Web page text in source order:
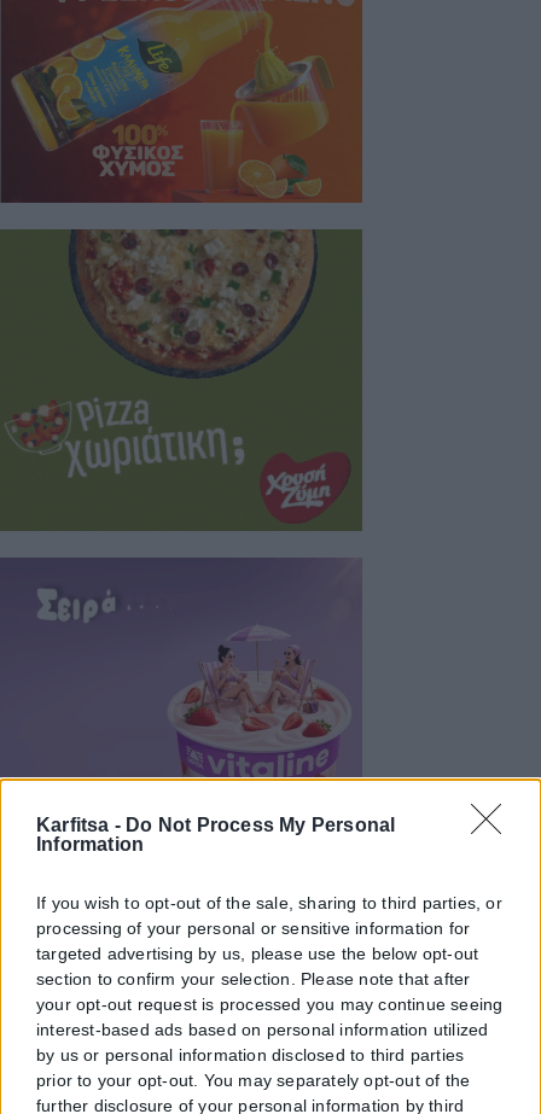
Karfitsa - Do Not Process My Personal
Information
If you wish to opt-out of the sale, sharing to third parties, or
processing of your personal or sensitive information for
targeted advertising by us, please use the below opt-out
section to confirm your selection. Please note that after
your opt-out request is processed you may continue seeing
interest-based ads based on personal information utilized
by us or personal information disclosed to third parties
prior to your opt-out. You may separately opt-out of the
further disclosure of your personal information by third